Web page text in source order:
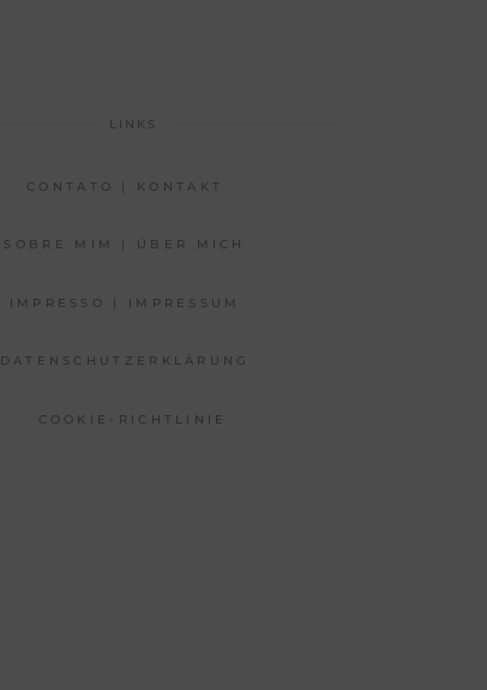
LINKS
CONTATO | KONTAKT
SOBRE MIM | ÜBER MICH
IMPRESSO | IMPRESSUM
DATENSCHUTZERKLÄRUNG
COOKIE-RICHTLINIE